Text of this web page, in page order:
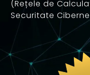
(Rețele de
Securitate